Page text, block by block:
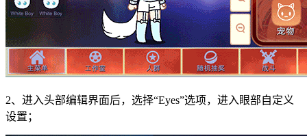
2、进入头部编辑界面后，选择“Eyes”选项，进入眼部自定义
设置；